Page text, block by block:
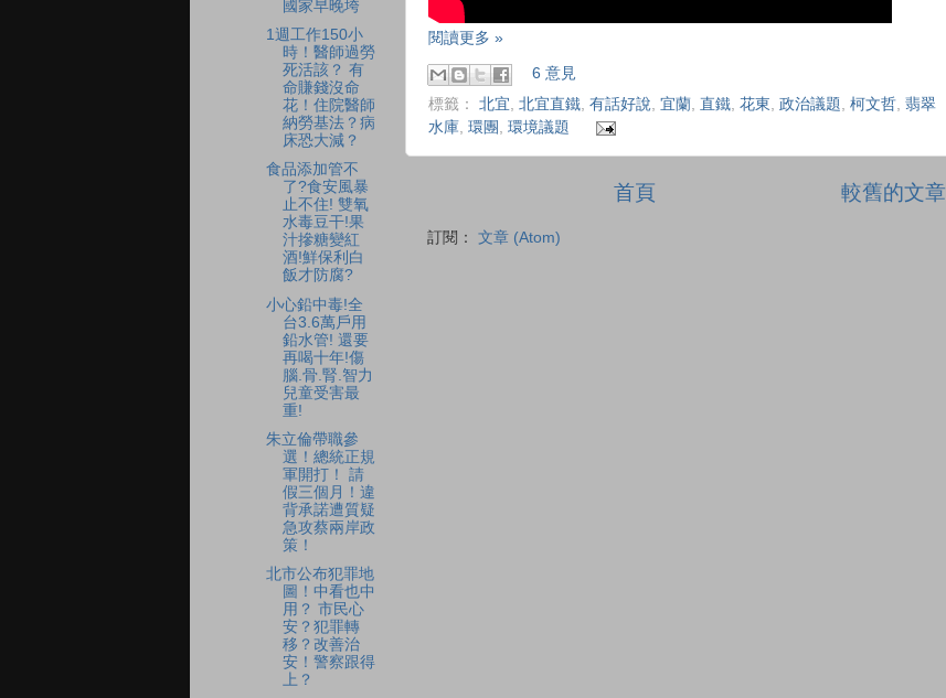
閱讀更多 »
6 意見
標籤： 北宜 北宜直鐵 有話好說 宜蘭 直鐵 花東 政治議題 柯文哲 翡翠
水庫 環團 環境議題
較舊的文章
首頁
訂閱： 文章 (Atom)
國家早晚垮
1週工作150小
時！醫師過勞
死活該？ 有
命賺錢沒命
花！住院醫師
納勞基法？病
床恐大減？
食品添加管不
了?食安風暴
止不住! 雙氧
水毒豆干!果
汁摻糖變紅
酒!鮮保利白
飯才防腐?
小心鉛中毒!全
台3.6萬戶用
鉛水管! 還要
再喝十年!傷
腦.骨.腎.智力
兒童受害最
重!
朱立倫帶職參
選！總統正規
軍開打！ 請
假三個月！違
背承諾遭質疑
急攻蔡兩岸政
策！
北市公布犯罪地
圖！中看也中
用？ 市民心
安？犯罪轉
移？改善治
安！警察跟得
上？